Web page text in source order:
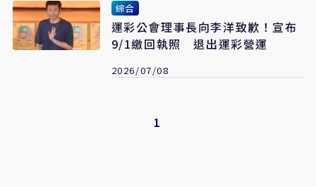
綜合
運彩公會理事長向李洋致歉！宣布
9/1繳回執照 退出運彩營運
2026/07/08
1